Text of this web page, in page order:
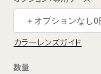
カラーレンズガイド
数量